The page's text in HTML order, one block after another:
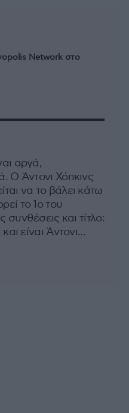
Network στο
αργά,
Ο Άντονι Χόπκινς
να το βάλει κάτω
το 1ο του
και τίτλο:
είναι Άντονι...